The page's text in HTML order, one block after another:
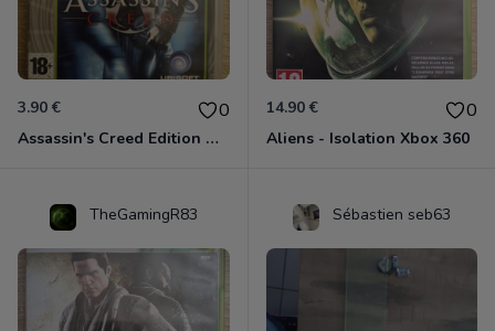
3.90 € 0
Assassin's Creed Edition Classics Xbox 360
14.90 € 0
Aliens - Isolation Xbox 360
TheGamingR83 Sébastien seb63